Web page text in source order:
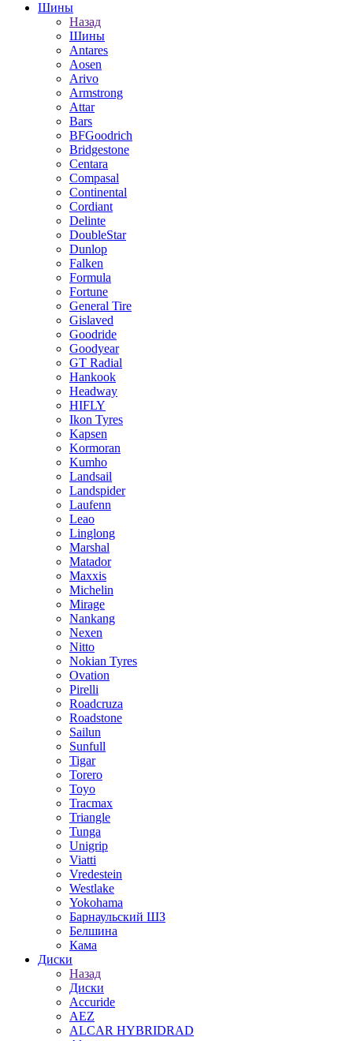
Шины
Назад
Шины
Antares
Aosen
Arivo
Armstrong
Attar
Bars
BFGoodrich
Bridgestone
Centara
Compasal
Continental
Cordiant
Delinte
DoubleStar
Dunlop
Falken
Formula
Fortune
General Tire
Gislaved
Goodride
Goodyear
GT Radial
Hankook
Headway
HIFLY
Ikon Tyres
Kapsen
Kormoran
Kumho
Landsail
Landspider
Laufenn
Leao
Linglong
Marshal
Matador
Maxxis
Michelin
Mirage
Nankang
Nexen
Nitto
Nokian Tyres
Ovation
Pirelli
Roadcruza
Roadstone
Sailun
Sunfull
Tigar
Torero
Toyo
Tracmax
Triangle
Tunga
Unigrip
Viatti
Vredestein
Westlake
Yokohama
Барнаульский ШЗ
Белшина
Кама
Диски
Назад
Диски
Accuride
AEZ
ALCAR HYBRIDRAD